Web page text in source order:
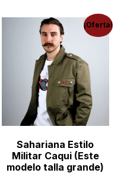
¡Oferta!
Sahariana Estilo
Militar Caqui (Este
modelo talla grande)